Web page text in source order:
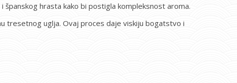
hrasta kako bi postigla kompleksnost aroma.
tresetnog uglja. Ovaj proces daje viskiju bogatstvo i